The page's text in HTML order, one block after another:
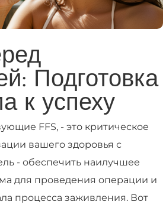
Подготовка
к успеху
FFS, - это критическое
вашего здоровья с
- обеспечить наилучшее
для проведения операции и
процесса заживления. Вот